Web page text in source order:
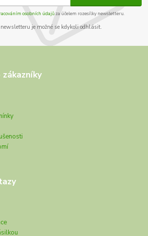
osobních údajůza účelem rozesílky newsletteru.
je možné se kdykoli odhlásit.